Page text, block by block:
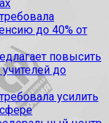
до 40% от
повысить
до
усилить